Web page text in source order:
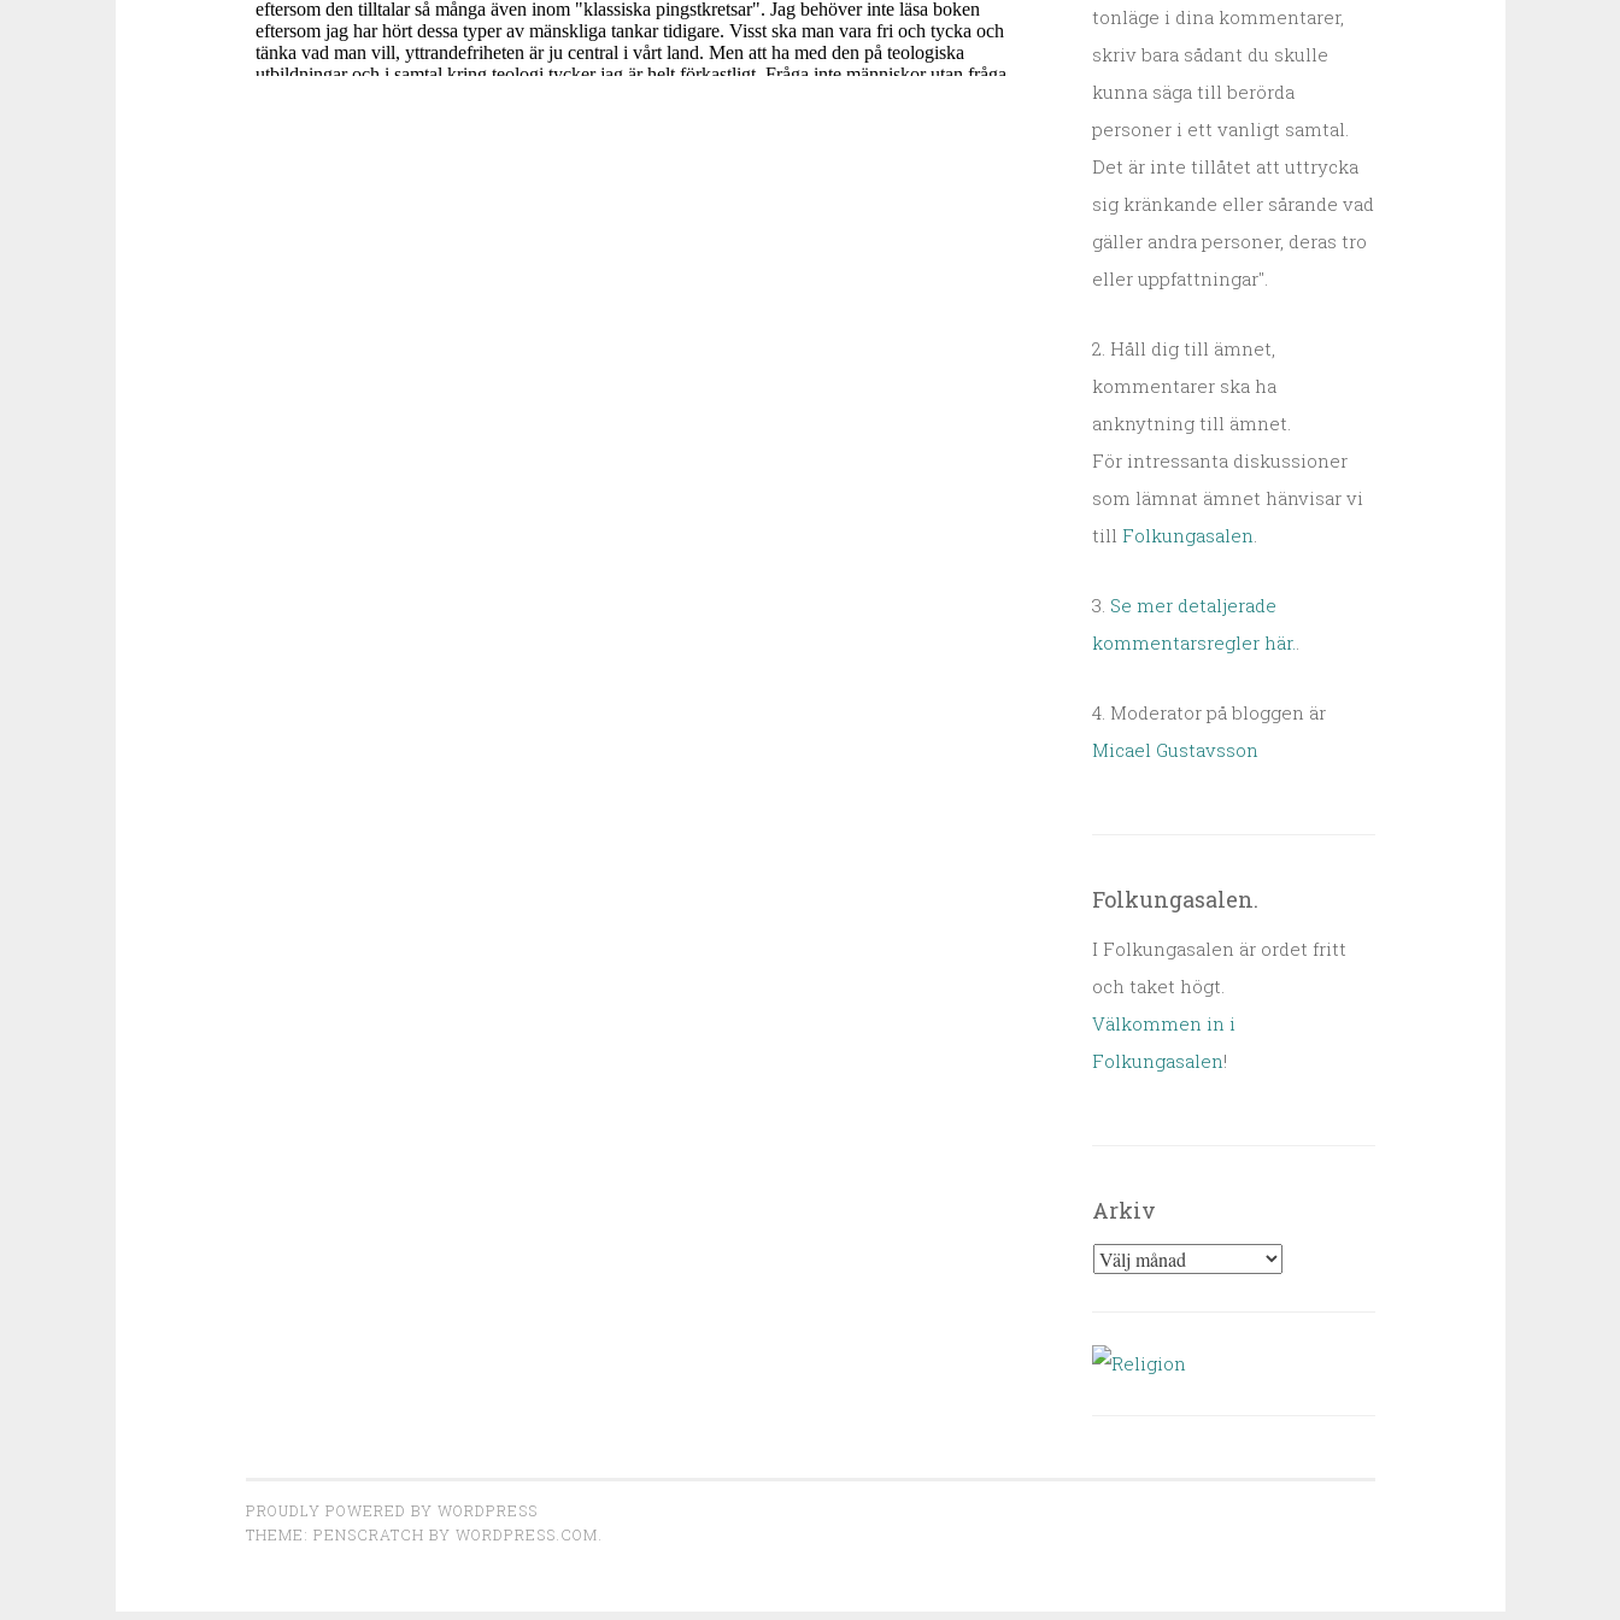
tonläge i dina kommentarer,
skriv bara sådant du skulle
kunna säga till berörda
personer i ett vanligt samtal.
Det är inte tillåtet att uttrycka
sig kränkande eller sårande vad
gäller andra personer, deras tro
eller uppfattningar".
2. Håll dig till ämnet,
kommentarer ska ha
anknytning till ämnet.
För intressanta diskussioner
som lämnat ämnet hänvisar vi
till Folkungasalen.
3. Se mer detaljerade
kommentarsregler här..
4. Moderator på bloggen är
Micael Gustavsson
Folkungasalen.
I Folkungasalen är ordet fritt
och taket högt.
Välkommen in i
Folkungasalen!
Arkiv
Arkiv
PROUDLY POWERED BY WORDPRESS
THEME: PENSCRATCH BY WORDPRESS.COM